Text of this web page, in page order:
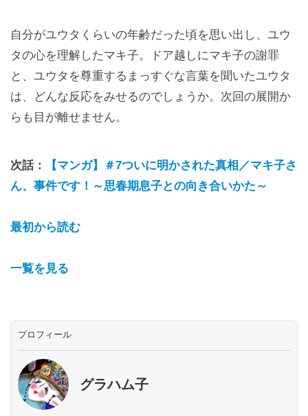
自分がユウタくらいの年齢だった頃を思い出し、ユウ
タの心を理解したマキ子。ドア越しにマキ子の謝罪
と、ユウタを尊重するまっすぐな言葉を聞いたユウタ
は、どんな反応をみせるのでしょうか。次回の展開か
らも目が離せません。
次話：
【マンガ】＃7ついに明かされた真相／マキ子さ
ん、事件です！～思春期息子との向き合いかた～
最初から読む
一覧を見る
プロフィール
グラハム子